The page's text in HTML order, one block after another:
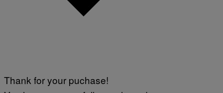
Thank for your puchase!